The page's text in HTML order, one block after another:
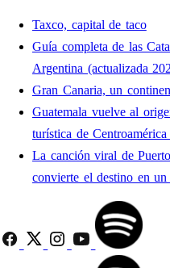
Taxco, capital de taco
Guía completa de las
Argentina (actualizada
Gran Canaria, un
Guatemala vuelve al
turística de
La canción viral de
convierte el destino en